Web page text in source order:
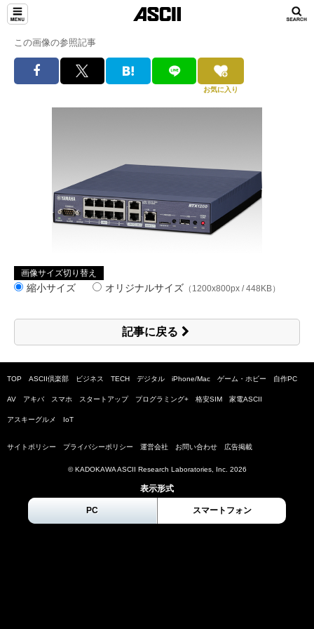
この画像の参照記事
お気に入り
画像サイズ切り替え
縮小サイズ オリジナルサイズ （1200x800px / 448KB）
記事に戻る
TOP ASCII倶楽部 ビジネス TECH デジタル iPhone/Mac ゲーム・ホビー 自作PC
AV アキバ スマホ スタートアップ プログラミング+ 格安SIM 家電ASCII
アスキーグルメ IoT
サイトポリシー プライバシーポリシー 運営会社 お問い合わせ 広告掲載
© KADOKAWA ASCII Research Laboratories, Inc. 2026
表示形式
PC スマートフォン